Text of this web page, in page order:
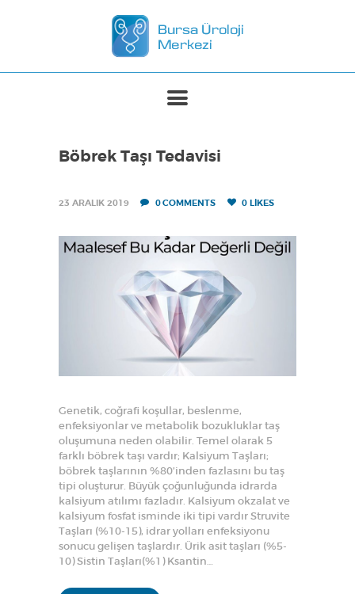
ANASAYFA
BASINDA BIZ
Böbrek Taşı Tedavisi
23 ARALIK 2019 0COMMENTS 0 LIKES
Genetik, coğrafi koşullar, beslenme,
enfeksiyonlar ve metabolik bozukluklar taş
oluşumuna neden olabilir. Temel olarak 5
farklı böbrek taşı vardır; Kalsiyum Taşları;
böbrek taşlarının %80’inden fazlasını bu taş
tipi oluşturur. Büyük çoğunluğunda idrarda
kalsiyum atılımı fazladır. Kalsiyum okzalat ve
kalsiyum fosfat isminde iki tipi vardır Struvite
Taşları (%10-15), idrar yolları enfeksiyonu
sonucu gelişen taşlardır. Ürik asit taşları (%5-
10) Sistin Taşları(%1) Ksantin…